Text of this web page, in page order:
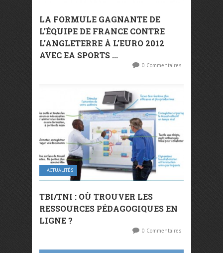
LA FORMULE GAGNANTE DE
L’ÉQUIPE DE FRANCE CONTRE
L’ANGLETERRE À L’EURO 2012
AVEC EA SPORTS ...
0 Commentaires
ACTUALITÉS
TBI/TNI : OÙ TROUVER LES
RESSOURCES PÉDAGOGIQUES EN
LIGNE ?
0 Commentaires